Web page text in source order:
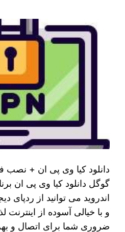
دانلود کیا وی پی ان + نصب
گوگل دانلود کیا وی پی ان
اندروید می توانید از ردپای
و با خیالی آسوده از اینترنت
ضروری شما برای اتصال و